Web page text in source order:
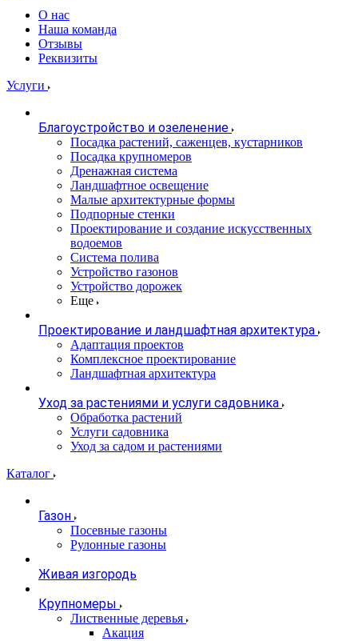
О нас
Наша команда
Отзывы
Реквизиты
Услуги
Благоустройство и озеленение
Посадка растений, саженцев, кустарников
Посадка крупномеров
Дренажная система
Ландшафтное освещение
Малые архитектурные формы
Подпорные стенки
Проектирование и создание искусственных
водоемов
Система полива
Устройство газонов
Устройство дорожек
Еще
Проектирование и ландшафтная архитектура
Адаптация проектов
Комплексное проектирование
Ландшафтная архитектура
Уход за растениями и услуги садовника
Обработка растений
Услуги садовника
Уход за садом и растениями
Каталог
Газон
Посевные газоны
Рулонные газоны
Живая изгородь
Крупномеры
Лиственные деревья
Акация